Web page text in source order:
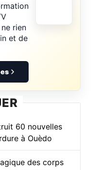
rien
et de
60 nouvelles
à Ouèdo
des corps